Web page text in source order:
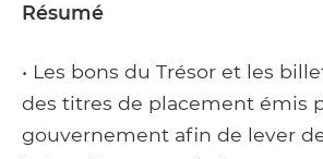
Résumé
• Les bons du Trésor et les
des titres de placement émis
gouvernement afin de lever